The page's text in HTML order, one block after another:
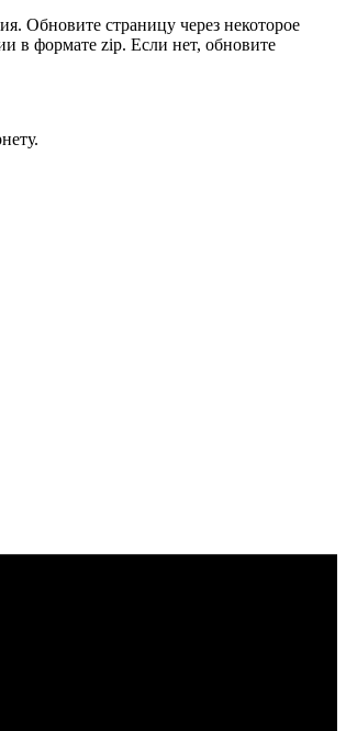
Обновите страницу через некоторое
в формате zip. Если нет, обновите